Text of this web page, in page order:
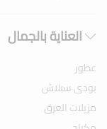
العناية بالجمال
عطور
بودى سبلاش
مزيلات العرق